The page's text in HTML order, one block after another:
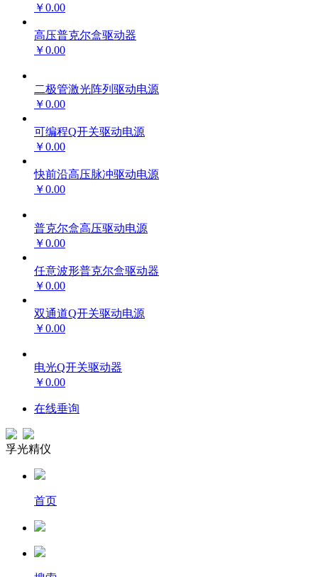
￥0.00
高压普克尔盒驱动器
￥0.00
二极管激光阵列驱动电源
￥0.00
可编程Q开关驱动电源
￥0.00
快前沿高压脉冲驱动电源
￥0.00
普克尔盒高压驱动电源
￥0.00
任意波形普克尔盒驱动器
￥0.00
双通道Q开关驱动电源
￥0.00
电光Q开关驱动器
￥0.00
在线垂询
孚光精仪
首页